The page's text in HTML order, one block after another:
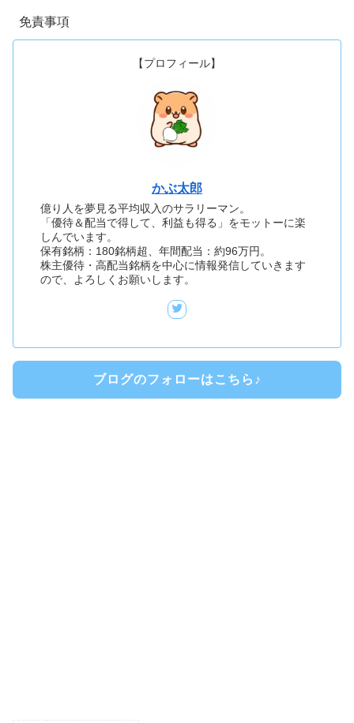
免責事項
【プロフィール】
かぶ太郎
億り人を夢見る平均収入のサラリーマン。
「優待＆配当で得して、利益も得る」をモットーに楽
しんでいます。
保有銘柄：180銘柄超、年間配当：約96万円。
株主優待・高配当銘柄を中心に情報発信していきます
ので、よろしくお願いします。
ブログのフォローはこちら♪